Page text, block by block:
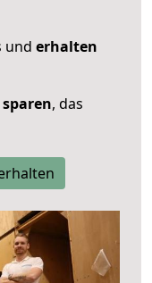
und erhalten
, das